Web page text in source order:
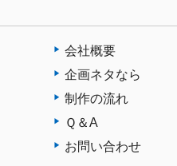
会社概要
企画ネタなら
制作の流れ
Ｑ＆A
お問い合わせ